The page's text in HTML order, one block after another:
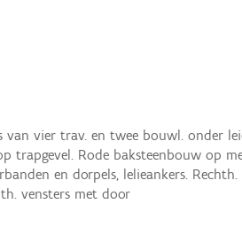
van vier trav. en twee bouwl. onder
trapgevel. Rode baksteenbouw op
en dorpels, lelieankers. Rechth.
vensters met door